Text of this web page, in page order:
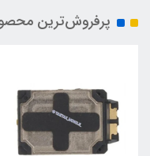
پرفروش‌ترین